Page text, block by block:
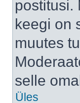
postitusi.
keegi on
muutes
selle
Üles